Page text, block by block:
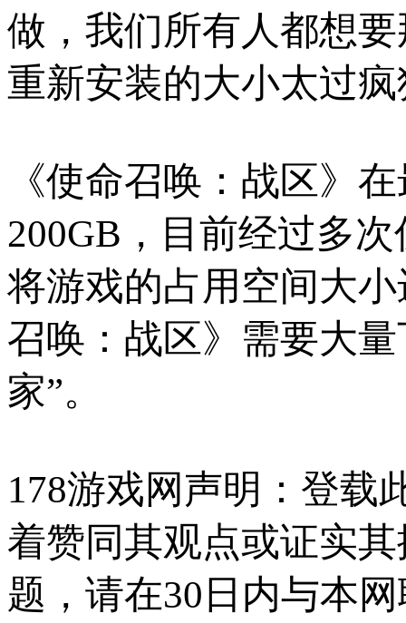
做，我们所有人都想
重新安装的大小太过疯
《使命召唤：战区》
200GB，目前经过多
将游戏的占用空间大
召唤：战区》需要大
家”。
178游戏网声明：登载
着赞同其观点或证实
题，请在30日内与本